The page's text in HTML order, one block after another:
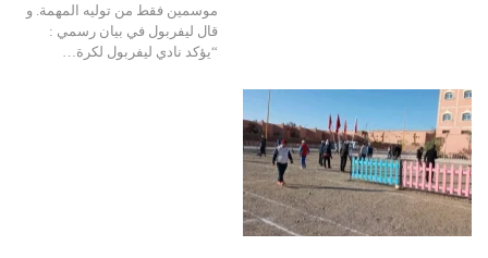
موسمين فقط من توليه المهمة. و
قال ليفربول في بيان رسمي :
“يؤكد نادي ليفربول لكرة…